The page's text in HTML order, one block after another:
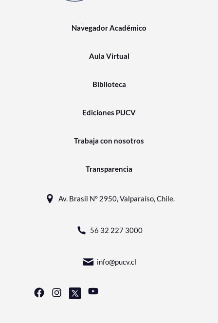
Navegador Académico
Aula Virtual
Biblioteca
Ediciones PUCV
Trabaja con nosotros
Transparencia
Av. Brasil N° 2950, Valparaíso, Chile.
56 32 227 3000
info@pucv.cl